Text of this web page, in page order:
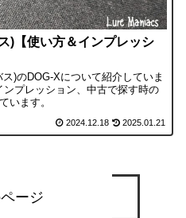
)【使い方＆インプレッシ
)のDOG-Xについて紹介していま
プレッション、中古で探す時の
います。
2024.12.18 2025.01.21
ージ